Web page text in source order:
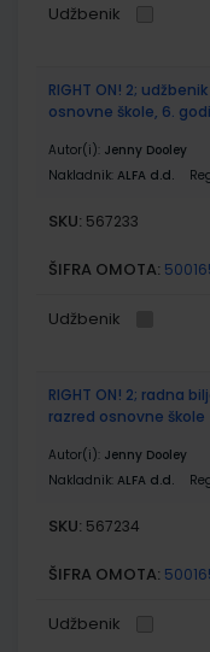
Udžbenik
RIGHT ON! 2;
osnovne škole, 6.
Autor(i): Jenny Dooley
Nakladnik: ALFA d.d.
SKU: 567233
ŠIFRA OMOTA:
Udžbenik
RIGHT ON! 2; radna
razred osnovne
Autor(i): Jenny Dooley
Nakladnik: ALFA d.d.
SKU: 567234
ŠIFRA OMOTA:
Udžbenik